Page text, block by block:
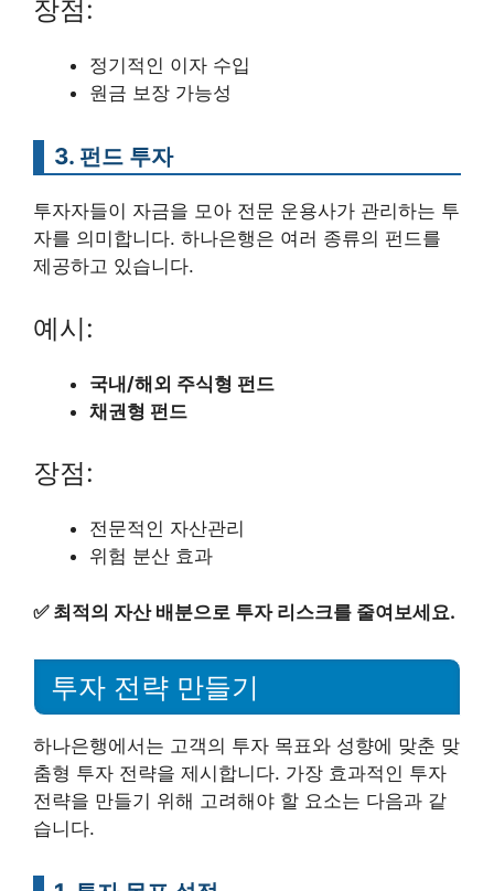
장점:
정기적인 이자 수입
원금 보장 가능성
3. 펀드 투자
투자자들이 자금을 모아 전문 운용사가 관리하는 투
자를 의미합니다. 하나은행은 여러 종류의 펀드를
제공하고 있습니다.
예시:
국내/해외 주식형 펀드
채권형 펀드
장점:
전문적인 자산관리
위험 분산 효과
✅ 최적의 자산 배분으로 투자 리스크를 줄여보세요.
투자 전략 만들기
하나은행에서는 고객의 투자 목표와 성향에 맞춘 맞
춤형 투자 전략을 제시합니다. 가장 효과적인 투자
전략을 만들기 위해 고려해야 할 요소는 다음과 같
습니다.